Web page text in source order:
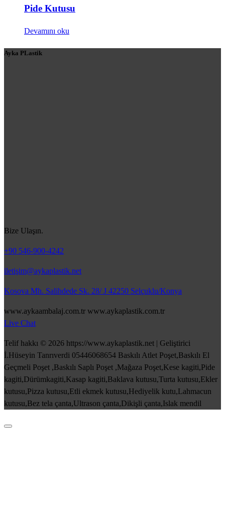
Pide Kutusu
Devamını oku
Ayka PLastik
Bize Ulaşın.
+90 546-900-4242
iletişim@aykaplastik.net
Kosova Mh. Salihdede Sk. 28/ J 42250 Selçuklu/Konya
www.aykaambalaj.com.tr www.aykaplastik.com.tr
Live Chat
Telif hakkı © 2026 https://www.aykaplastik.net | Geliştirici
İ.Hüseyin Tanrıverdi 05446068654 Baskılı Atlet Poşet,Baskılı El
Geçmeli Poşet ,Baskılı Saplı Poşet ,Mağaza Poşet,Kese kagiti,Pide
kagiti,Dürümkagiti,Kasap kagiti,Baklava kutusu,Turta kutusu,Ekler
kutusu,Pizza kutusu,Etli ekmek kutusu,Hediyelik kutu,Lahmacun
kutusu,Bez tela çanta,Ultrason çanta,Dikişli çanta,Islak mendil